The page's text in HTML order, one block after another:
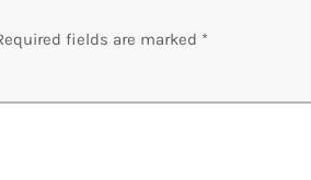
fields are marked *